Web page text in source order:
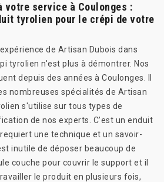
votre service à Coulonges :
tyrolien pour le crépi de votre
de Artisan Dubois dans
tyrolien n'est plus à démontrer. Nos
depuis des années à Coulonges. Il
nombreuses spécialités de Artisan
s'utilise sur tous types de
de nos experts. C’est un enduit
une technique et un savoir-
inutile de déposer beaucoup de
couche pour couvrir le support et il
le produit en plusieurs fois,